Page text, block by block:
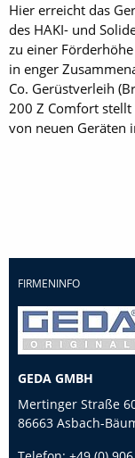
Hier erreicht das
des HAKI- und
zu einer
in enger
Co. Gerüstverleih
200 Z Comfort
von neuen Geräten
FIRMENINFO
GEDA GMBH
Mertinger Straße
86663 Asbach-